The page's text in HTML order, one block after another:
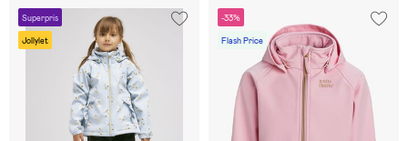
Superpris
Jollylet
-33%
Flash Price